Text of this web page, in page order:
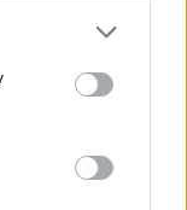
or more Google
You may click to
party tags to
in below Google
líder del
en